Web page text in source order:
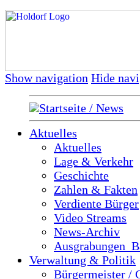
Show navigation Hide
Startseite / News
Aktuelles
Aktuelles
Lage & Verkehr
Geschichte
Zahlen & Fakten
Verdiente Bürger
Video Streams
News-Archiv
Verwaltung & Politik
Bürgermeister /